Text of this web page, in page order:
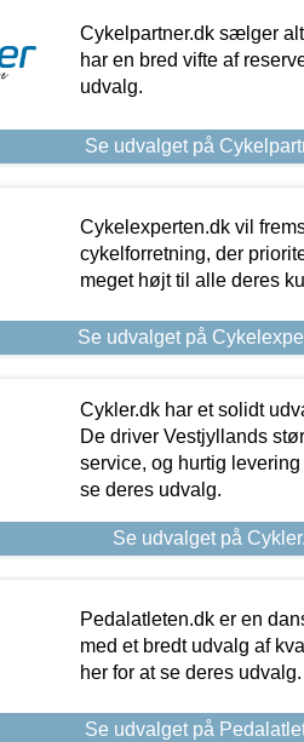
Cykelpartner.dk sælger
har en bred vifte af
udvalg.
Se udvalget på
Cykelexperten.dk vil
cykelforretning, der
meget højt til alle deres
Se udvalget på
Cykler.dk har et solidt
De driver Vestjyllands
service, og hurtig
se deres udvalg.
Se udvalget på
Pedalatleten.dk er en
med et bredt udvalg af
her for at se deres udvalg.
Se udvalget på